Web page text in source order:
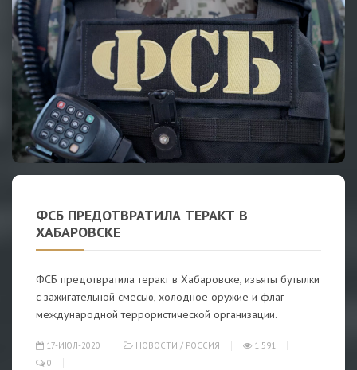
ФСБ ПРЕДОТВРАТИЛА ТЕРАКТ В
ХАБАРОВСКЕ
ФСБ предотвратила теракт в Хабаровске, изъяты бутылки
с зажигательной смесью, холодное оружие и флаг
международной террористической организации.
17-ИЮЛ-2020 НОВОСТИ / РОССИЯ
1 591
0